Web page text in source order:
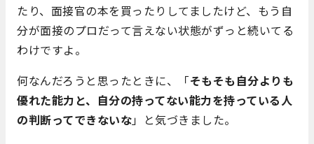
たり、面接官の本を買ったりしてましたけど、もう自
分が面接のプロだって言えない状態がずっと続いてる
わけですよ。
何なんだろうと思ったときに、「そもそも自分よりも
優れた能力と、自分の持ってない能力を持っている人
の判断ってできないな」と気づきました。